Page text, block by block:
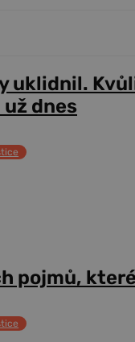
uklidnil.
dnes
pojmů,